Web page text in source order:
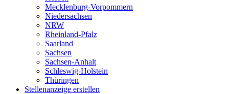
Mecklenburg-Vorpommern
Niedersachsen
NRW
Rheinland-Pfalz
Saarland
Sachsen
Sachsen-Anhalt
Schleswig-Holstein
Thüringen
Stellenanzeige erstellen